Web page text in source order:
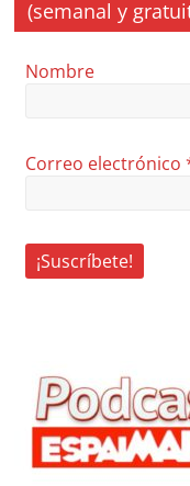
(semanal y
Nombre
Correo electrónico